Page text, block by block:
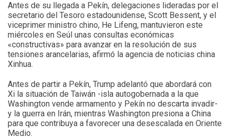
Antes de su llegada a Pekín, delegaciones lideradas por el
secretario del Tesoro estadounidense, Scott Bessent, y el
viceprimer ministro chino, He Lifeng, mantuvieron este
miércoles en Seúl unas consultas económicas
«constructivas» para avanzar en la resolución de sus
tensiones arancelarias, afirmó la agencia de noticias china
Xinhua.
Antes de partir a Pekín, Trump adelantó que abordará con
Xi la situación de Taiwán -isla autogobernada a la que
Washington vende armamento y Pekín no descarta invadir-
y la guerra en Irán, mientras Washington presiona a China
para que contribuya a favorecer una desescalada en Oriente
Medio.